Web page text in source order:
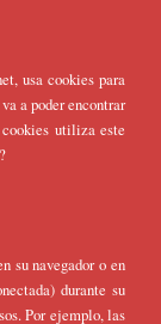
usa cookies para
a poder encontrar
utiliza este
su navegador o en
durante su
Por ejemplo, las